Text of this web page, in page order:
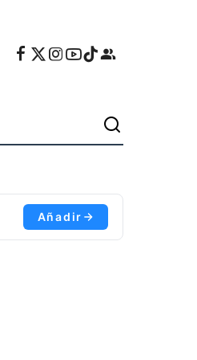
Añadir